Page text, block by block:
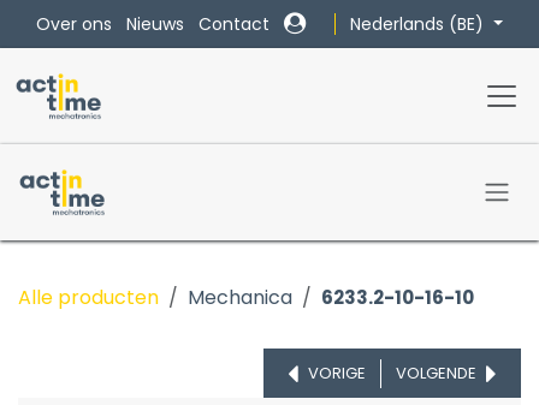
Overslaan naar inhoud
Over ons Nieuws Contact Nederlands (BE)
Alle producten Mechanica 6233.2-10-16-10
VORIGE VOLGENDE